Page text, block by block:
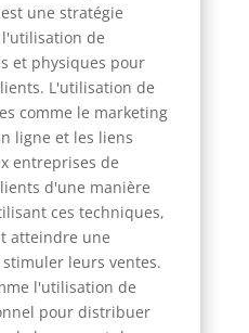
une stratégie
de
et physiques pour
L'utilisation de
comme le marketing
ligne et les liens
entreprises de
d'une manière
ces techniques,
atteindre une
leurs ventes.
l'utilisation de
pour distribuer